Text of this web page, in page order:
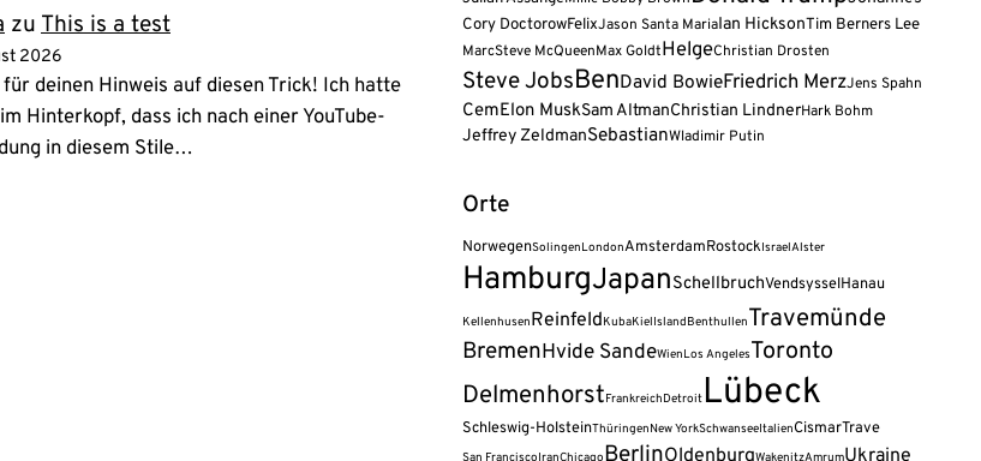
zu This is a test
2026
für deinen Hinweis auf diesen Trick! Ich hatte
Hinterkopf, dass ich nach einer YouTube-
in diesem Stile…
Cory DoctorowFelixJason Santa MariaIan HicksonTim Berners Lee
MarcSteve McQueenMax GoldtHelgeChristian Drosten
Steve JobsBenDavid BowieFriedrich MerzJens Spahn
CemElon MuskSam AltmanChristian LindnerHark Bohm
Jeffrey ZeldmanSebastianWladimir Putin
Orte
NorwegenSolingenLondonAmsterdamRostockIsraelAlster
HamburgJapanSchellbruchVendsysselHanau
KellenhusenReinfeldKubaKielIslandBenthullenTravemünde
BremenHvide SandeWienLos AngelesToronto
DelmenhorstFrankreichDetroit Lübeck
Schleswig-HolsteinThüringenNew YorkSchwanseeItalienCismarTrave
BerlinOldenburg Ukraine